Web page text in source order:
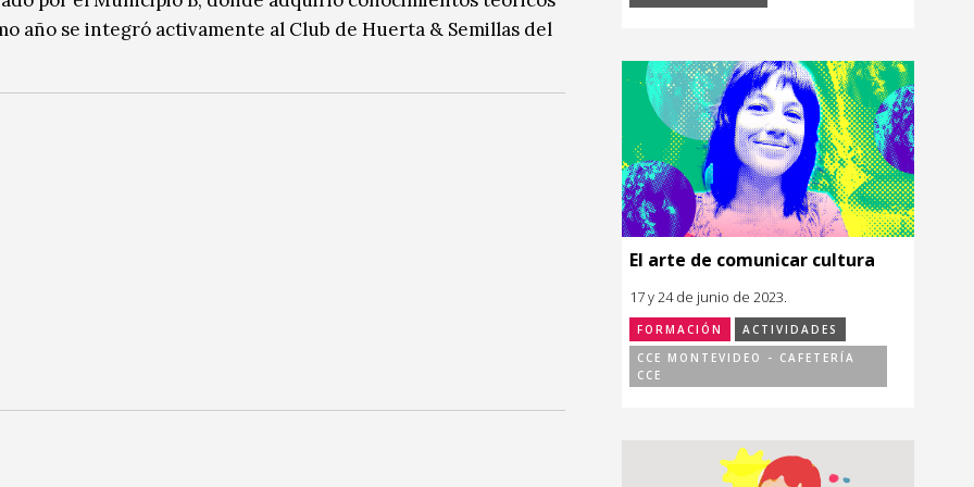
año se integró activamente al Club de Huerta & Semillas del
El arte de comunicar cultura
17 y 24 de junio de 2023.
FORMACIÓN
ACTIVIDADES
CCE MONTEVIDEO - CAFETERÍA
CCE